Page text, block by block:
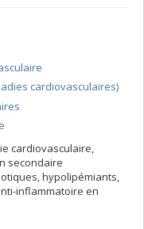
cardiovasculaires)
cardiovasculaire,
secondaire
hypolipémiants,
inflammatoire en